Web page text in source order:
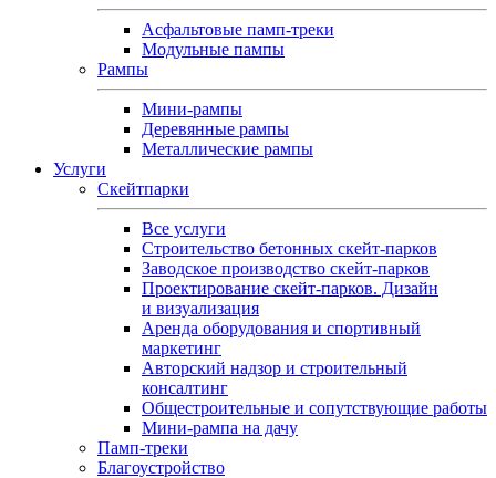
Асфальтовые памп‑треки
Модульные пампы
Рампы
Мини-рампы
Деревянные рампы
Металлические рампы
Услуги
Скейтпарки
Все услуги
Строительство бетонных скейт-парков
Заводское производство скейт-парков
Проектирование скейт-парков. Дизайн
и визуализация
Аренда оборудования и спортивный
маркетинг
Авторский надзор и строительный
консалтинг
Общестроительные и сопутствующие работы
Мини-рампа на дачу
Памп‑треки
Благоустройство